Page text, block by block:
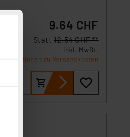
9.64 CHF
Statt12.54 CHF **
inkl. MwSt.
Informationen zu Versandkosten